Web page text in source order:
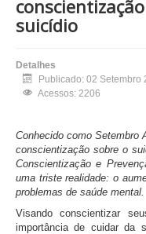
suicídio
Detalhes
Publicado: 02 Setembro
Acessos: 2206
Conhecido como Setembro
conscientização sobre o
Conscientização e
uma triste realidade: o
problemas de saúde mental.
Visando conscientizar
importância de cuidar da